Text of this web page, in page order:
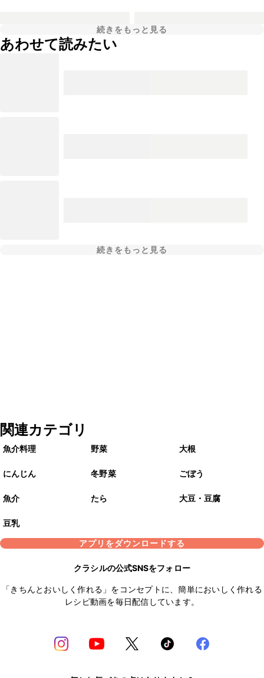
続きをもっと見る
あわせて読みたい
続きをもっと見る
関連カテゴリ
魚介料理 野菜 大根
にんじん 冬野菜 ごぼう
魚介 たら 大豆・豆腐
豆乳
アプリをダウンロードする
クラシルの公式SNSをフォロー
「きちんとおいしく作れる」をコンセプトに、簡単においしく作れる
レシピ動画を毎日配信しています。